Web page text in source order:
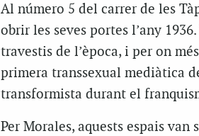
Al número 5 del carrer de les
obrir les seves portes l’any
travestis de l’època, i per on
primera transsexual mediàtica
transformista durant el
Per Morales, aquests espais